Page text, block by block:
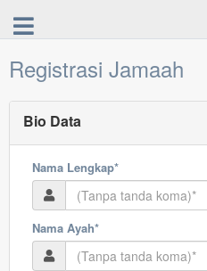
Registrasi Jamaah
Bio Data
Nama Lengkap*
Nama Ayah*